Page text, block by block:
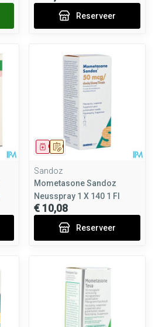
Reserveer
Op voorschrift
Geneesmiddel
Sandoz
Mometasone Sandoz
Neusspray 1 X 140 1 Fl
€ 10,08
Reserveer